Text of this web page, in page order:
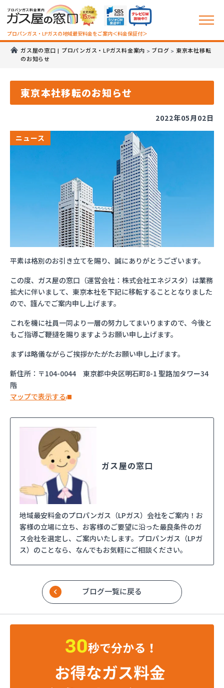
プロパンガス・LPガスの地域最安料金をご案内＜料金保証付＞
ガス屋の窓口 | プロパンガス・LPガス料金案内 > ブログ > 東京本社移転
のお知らせ
東京本社移転のお知らせ
2022年05月02日
ニュース
平素は格別のお引き立てを賜り、誠にありがとうございます。
この度、ガス屋の窓口（運営会社：株式会社エネジスタ）は業務
拡大に伴いまして、東京本社を下記に移転することとなりました
ので、謹んでご案内申し上げます。
これを機に社員一同より一層の努力してまいりますので、今後と
もご指導ご鞭撻を賜りますようお願い申し上げます。
まずは略儀ながらご挨拶かたがたお願い申し上げます。
新住所：〒104-0044 東京都中央区明石町8-1 聖路加タワー34
階
マップで表示する
ガス屋の窓口
地域最安料金のプロパンガス（LPガス）会社をご案内！お
客様の立場に立ち、お客様のご要望に沿った最良条件のガ
ス会社を選定し、ご案内いたします。プロパンガス（LPガ
ス）のことなら、なんでもお気軽にご相談ください。
ブログ一覧に戻る